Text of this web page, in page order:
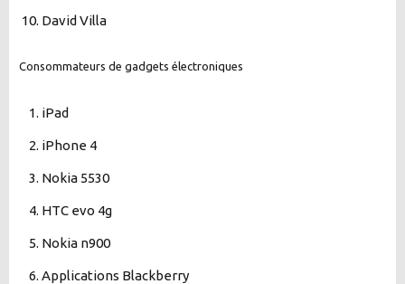
David Villa
Consommateurs de gadgets électroniques
iPad
iPhone 4
Nokia 5530
HTC evo 4g
Nokia n900
Applications Blackberry